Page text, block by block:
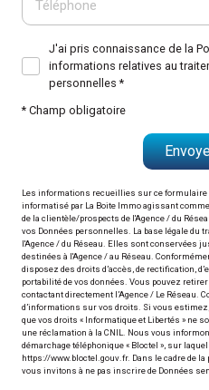
J'ai pris connaissance de la
informations relatives au
personnelles *
* Champ obligatoire
Les informations recueillies sur ce
informatisé par La Boite Immo agissant
de la clientèle/prospects de l'Agence / du
vos Données personnelles. La base légale du
l'Agence / du Réseau. Elles sont conservées
destinées à l'Agence / au Réseau.
disposez des droits d’accès, de rectification,
portabilité de vos données. Vous pouvez
contactant directement l’Agence / Le Réseau.
d’informations sur vos droits. Si vous estimez,
que vos droits « Informatique et Libertés » ne
une réclamation à la CNIL. Nous vous
démarchage téléphonique « Bloctel », sur
https://www.bloctel.gouv.fr. Dans le cadre de
vous invitons à ne pas inscrire de Données